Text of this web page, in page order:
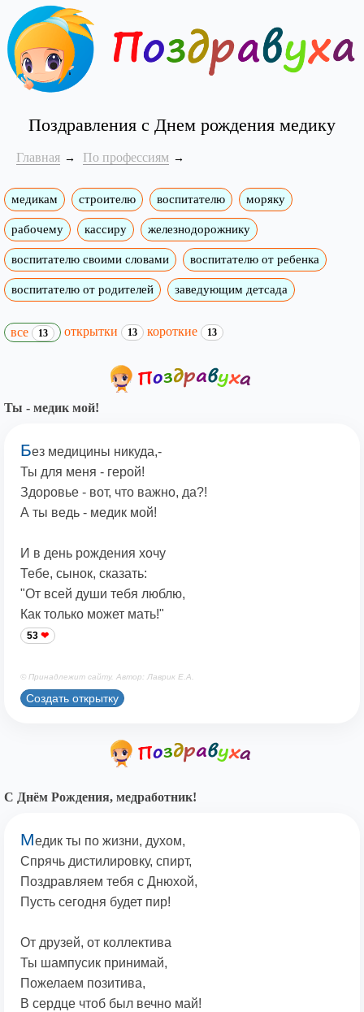
Поздравления с Днем рождения медику
Главная По профессиям
медикам строителю воспитателю моряку
рабочему кассиру железнодорожнику
воспитателю своими словами воспитателю от ребенка
воспитателю от родителей заведующим детсада
все 13 открытки 13 короткие 13
Ты - медик мой!
Без медицины никуда,-
Ты для меня - герой!
Здоровье - вот, что важно, да?!
А ты ведь - медик мой!
И в день рождения хочу
Тебе, сынок, сказать:
"От всей души тебя люблю,
Как только может мать!"
53
© Принадлежит сайту. Автор: Лаврик Е.А.
Создать открытку
С Днём Рождения, медработник!
Медик ты по жизни, духом,
Спрячь дистилировку, спирт,
Поздравляем тебя с Днюхой,
Пусть сегодня будет пир!
От друзей, от коллектива
Ты шампусик принимай,
Пожелаем позитива,
В сердце чтоб был вечно май!